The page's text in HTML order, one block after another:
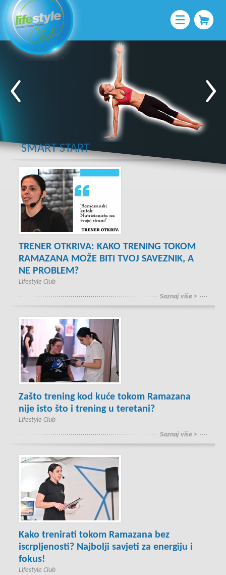
SMART START
TRENER OTKRIVA: KAKO TRENING TOKOM
RAMAZANA MOŽE BITI TVOJ SAVEZNIK, A
NE PROBLEM?
Lifestyle Club
Saznaj više >
Zašto trening kod kuće tokom Ramazana
nije isto što i trening u teretani?
Lifestyle Club
Saznaj više >
Kako trenirati tokom Ramazana bez
iscrpljenosti? Najbolji savjeti za energiju i
fokus!
Lifestyle Club